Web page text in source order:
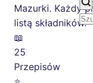
Mazurki. Każdy
listą składników.
📖
25
Przepisów